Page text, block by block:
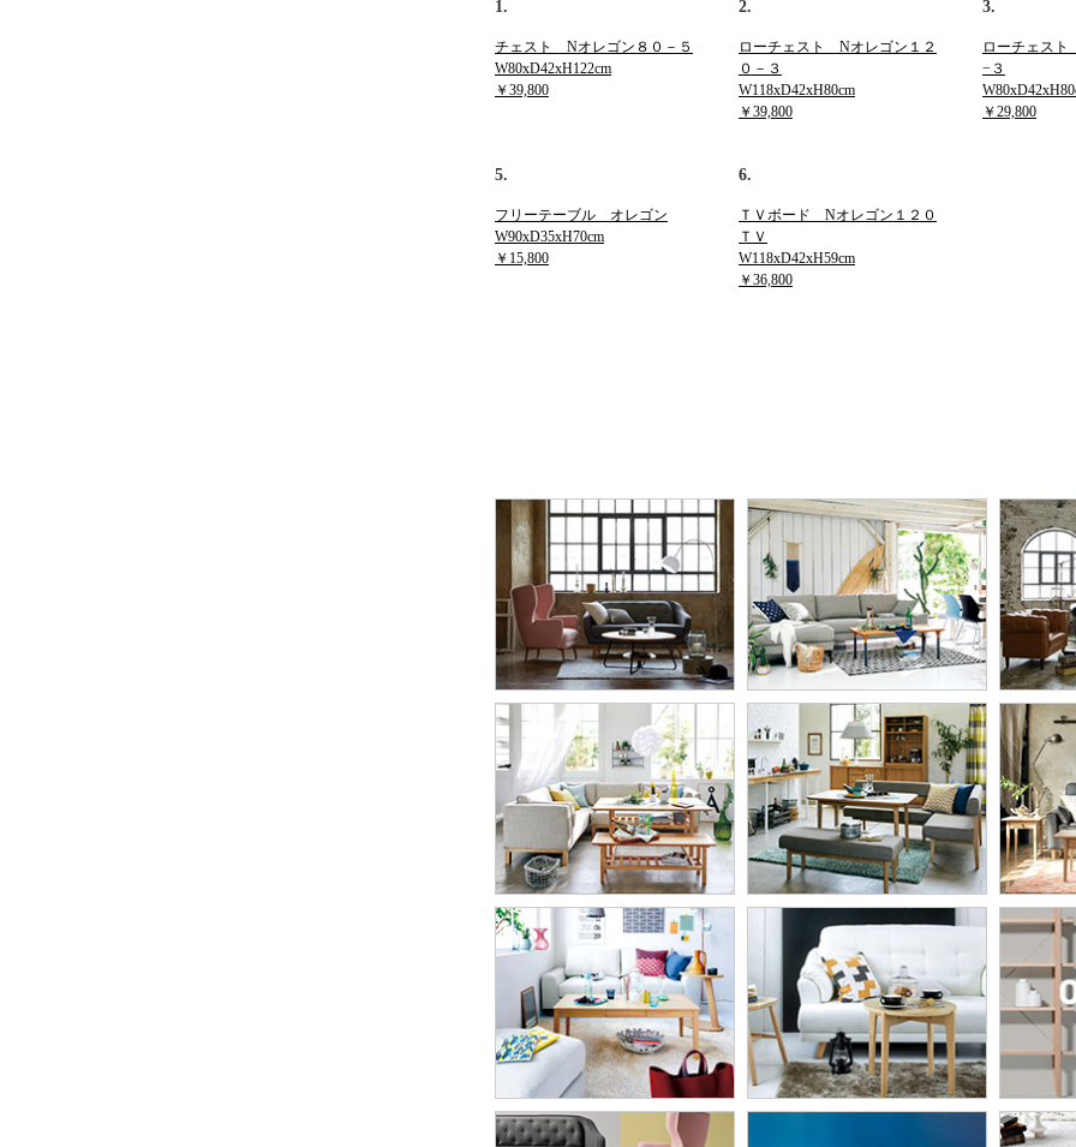
1.
チェスト Nオレゴン８０－５
W80xD42xH122cm
￥39,800
2.
ローチェスト Nオレゴン１２
０－３
W118xD42xH80cm
￥39,800
3.
ローチェス
−３
￥29,800
5.
フリーテーブル オレゴン
W90xD35xH70cm
￥15,800
6.
ＴＶボード Nオレゴン１２０
ＴＶ
W118xD42xH59cm
￥36,800